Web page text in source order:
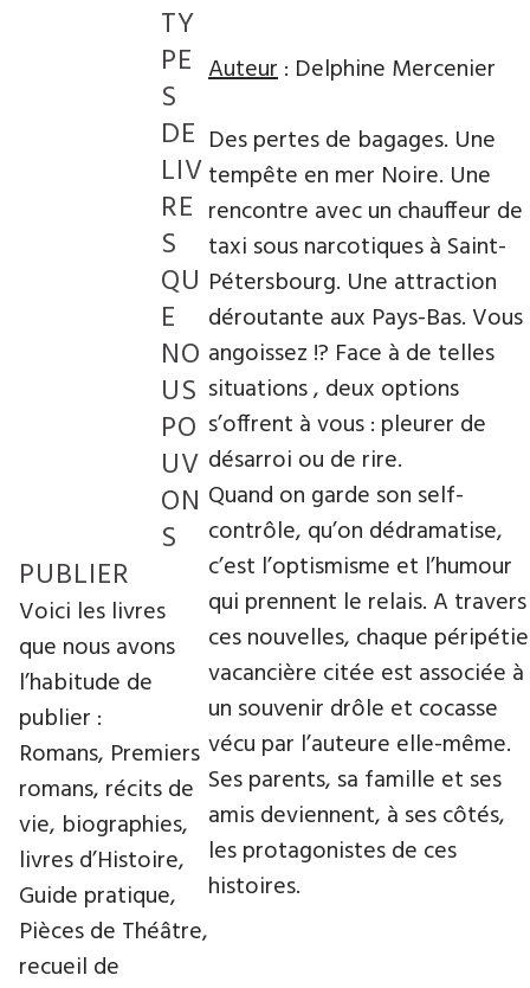
Auteur: Delphine Mercenier
Des pertes de bagages. Une
tempête en mer Noire. Une
rencontre avec un chauffeur de
taxi sous narcotiques à Saint-
Pétersbourg. Une attraction
déroutante aux Pays-Bas. Vous
angoissez !? Face à de telles
situations , deux options
s’offrent à vous : pleurer de
désarroi ou de rire.
Quand on garde son self-
contrôle, qu’on dédramatise,
c’est l’optismisme et l’humour
qui prennent le relais. A travers
ces nouvelles, chaque péripétie
vacancière citée est associée à
un souvenir drôle et cocasse
vécu par l’auteure elle-même.
Ses parents, sa famille et ses
amis deviennent, à ses côtés,
les protagonistes de ces
histoires.
TY
PE
S
DE
LIV
RE
S
QU
E
NO
US
PO
UV
ON
S
PUBLIER
Voici les livres
que nous avons
l’habitude de
publier :
Romans, Premiers
romans, récits de
vie, biographies,
livres d’Histoire,
Guide pratique,
Pièces de Théâtre,
recueil de